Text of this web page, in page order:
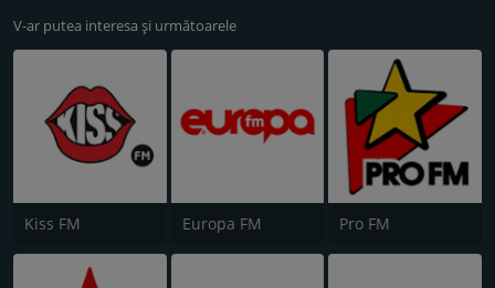
V-ar putea interesa și următoarele
Kiss FM Europa FM Pro FM